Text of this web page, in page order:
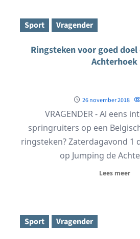
Sport Vragender
Ringsteken voor goed
Achterhoek
26 november 2018
VRAGENDER - Al eens
springruiters op een
ringsteken? Zaterdagavond 1
op Jumping de
Lees meer
Sport Vragender